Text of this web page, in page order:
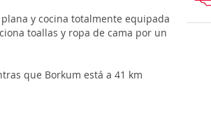
y cocina totalmente equipada
toallas y ropa de cama por un
que Borkum está a 41 km